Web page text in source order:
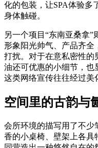
化的包装，让SPA体验多
身体触碰。
另一个项目“东南亚桑拿
形象阳光帅气、产品齐全
打扰。对于在意私密性的
油还可优惠的小细节，也
这类网络宣传往往经过美
空间里的古韵与
会所环境的描写用了不少
香的小桌椅、壁架上各具